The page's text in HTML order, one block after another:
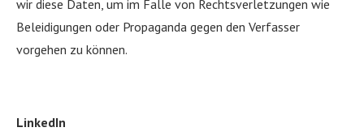
wir diese Daten, um im Falle von Rechtsverletzungen wie
Beleidigungen oder Propaganda gegen den Verfasser
vorgehen zu können.
LinkedIn